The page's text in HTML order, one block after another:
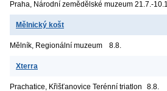
Praha, Národní zemědělské muzeum 21.7.-10.1.
Mělnický košt
Mělník, Regionální muzeum 8.8.
Xterra
Prachatice, Křišťanovice Terénní triatlon 8.8.